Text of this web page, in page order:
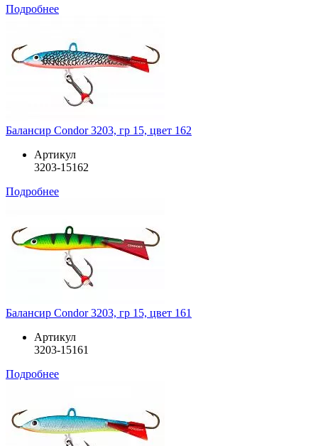
Подробнее
Балансир Condor 3203, гр 15, цвет 162
Артикул
3203-15162
Подробнее
Балансир Condor 3203, гр 15, цвет 161
Артикул
3203-15161
Подробнее